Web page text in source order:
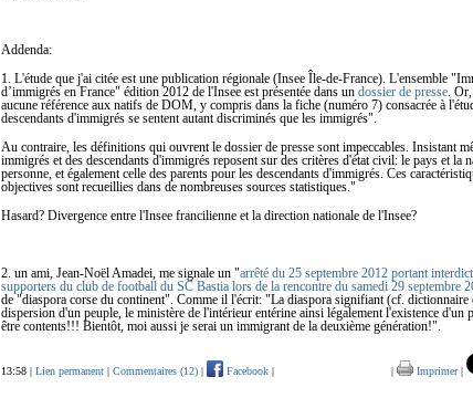
Addenda:
1. L'étude que j'ai citée est une publication régionale (Insee Île-de-France). L'ensemble
d’immigrés en France" édition 2012 de l'Insee est présentée dans un dossier de presse .
aucune référence aux natifs de DOM, y compris dans la fiche (numéro 7) consacrée à
descendants d'immigrés se sentent autant discriminés que les immigrés".
Au contraire, les définitions qui ouvrent le dossier de presse sont impeccables. Insistant
immigrés et des descendants d'immigrés reposent sur des critères d'état civil: le pays et la
personne, et également celle des parents pour les descendants d'immigrés. Ces
objectives sont recueillies dans de nombreuses sources statistiques."
Hasard? Divergence entre l'Insee francilienne et la direction nationale de l'Insee?
2. un ami, Jean-Noël Amadei, me signale un "arrêté du 25 septembre 2012 portant
supporters du club de football du SC Bastia lors de la rencontre du samedi 29 septembre
de "diaspora corse du continent". Comme il l'écrit: "La diaspora signifiant (cf. dictionnaire
dispersion d'un peuple, le ministère de l'intérieur entérine ainsi légalement l'existence d'un
être contents!!! Bientôt, moi aussi je serai un immigrant de la deuxième génération!".
13:58 | Lien permanent | Commentaires (12) | Facebook | | Imprimer|